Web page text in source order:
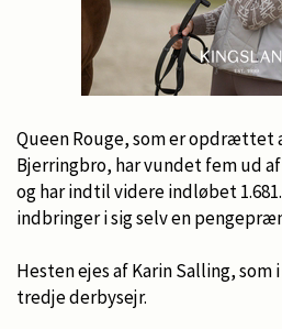
Queen Rouge, som er
Bjerringbro, har vundet fem ud
og har indtil videre indløbet
indbringer i sig selv en
Hesten ejes af Karin Salling, som
tredje derbysejr.